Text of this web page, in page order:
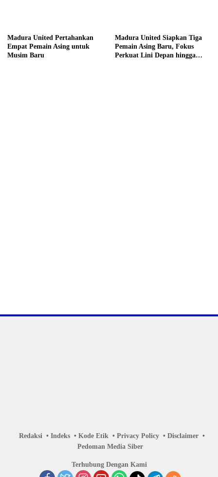
Madura United Pertahankan
Empat Pemain Asing untuk
Musim Baru
Madura United Siapkan Tiga
Pemain Asing Baru, Fokus
Perkuat Lini Depan hingga
Redaksi Indeks Kode Etik Privacy Policy
Disclaimer
Pedoman Media Siber
Terhubung Dengan Kami